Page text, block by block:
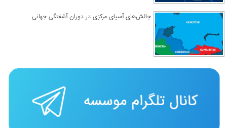
چالش‌های آسیای مرکزی در دوران آشفتگی جهانی